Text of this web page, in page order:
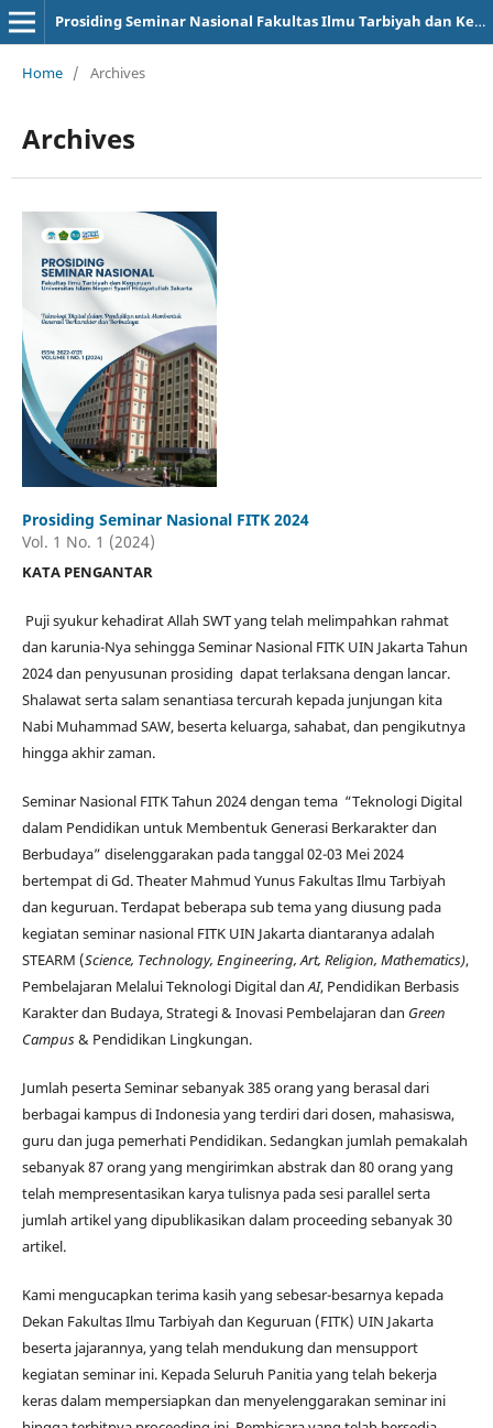
Prosiding Seminar Nasional Fakultas Ilmu Tarbiyah dan Keguruan UIN Syarif Hidayatullah Jakarta
Home / Archives
Archives
Prosiding Seminar Nasional FITK 2024
Vol. 1 No. 1 (2024)
KATA PENGANTAR
Puji syukur kehadirat Allah SWT yang telah melimpahkan rahmat
dan karunia-Nya sehingga Seminar Nasional FITK UIN Jakarta Tahun
2024 dan penyusunan prosiding dapat terlaksana dengan lancar.
Shalawat serta salam senantiasa tercurah kepada junjungan kita
Nabi Muhammad SAW, beserta keluarga, sahabat, dan pengikutnya
hingga akhir zaman.
Seminar Nasional FITK Tahun 2024 dengan tema “Teknologi Digital
dalam Pendidikan untuk Membentuk Generasi Berkarakter dan
Berbudaya” diselenggarakan pada tanggal 02-03 Mei 2024
bertempat di Gd. Theater Mahmud Yunus Fakultas Ilmu Tarbiyah
dan keguruan. Terdapat beberapa sub tema yang diusung pada
kegiatan seminar nasional FITK UIN Jakarta diantaranya adalah
STEARM (Science, Technology, Engineering, Art, Religion, Mathematics),
Pembelajaran Melalui Teknologi Digital danAI, Pendidikan Berbasis
Karakter dan Budaya, Strategi & Inovasi Pembelajaran dan Green
Campus& Pendidikan Lingkungan.
Jumlah peserta Seminar sebanyak 385 orang yang berasal dari
berbagai kampus di Indonesia yang terdiri dari dosen, mahasiswa,
guru dan juga pemerhati Pendidikan. Sedangkan jumlah pemakalah
sebanyak 87 orang yang mengirimkan abstrak dan 80 orang yang
telah mempresentasikan karya tulisnya pada sesi parallel serta
jumlah artikel yang dipublikasikan dalam proceeding sebanyak 30
artikel.
Kami mengucapkan terima kasih yang sebesar-besarnya kepada
Dekan Fakultas Ilmu Tarbiyah dan Keguruan (FITK) UIN Jakarta
beserta jajarannya, yang telah mendukung dan mensupport
kegiatan seminar ini. Kepada Seluruh Panitia yang telah bekerja
keras dalam mempersiapkan dan menyelenggarakan seminar ini